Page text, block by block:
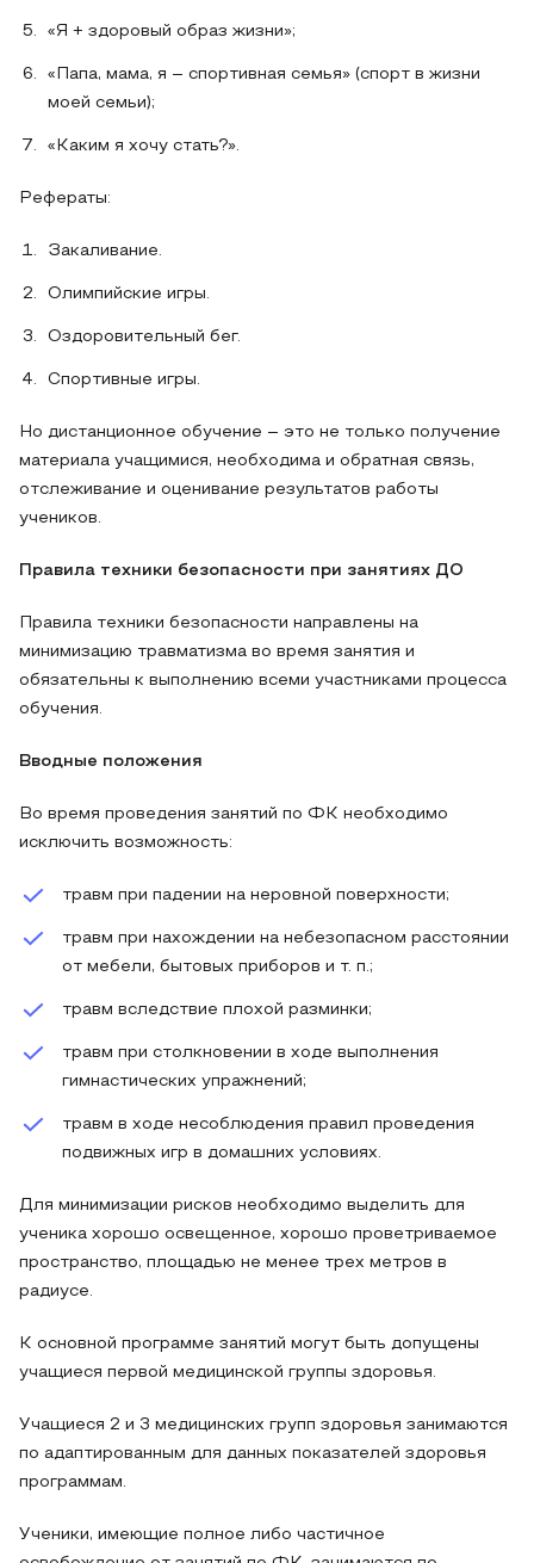
«Я + здоровый образ жизни»;
«Папа, мама, я – спортивная семья» (спорт в жизни
моей семьи);
«Каким я хочу стать?».
Рефераты:
Закаливание.
Олимпийские игры.
Оздоровительный бег.
Спортивные игры.
Но дистанционное обучение – это не только получение
материала учащимися, необходима и обратная связь,
отслеживание и оценивание результатов работы
учеников.
Правила техники безопасности при занятиях ДО
Правила техники безопасности направлены на
минимизацию травматизма во время занятия и
обязательны к выполнению всеми участниками процесса
обучения.
Вводные положения
Во время проведения занятий по ФК необходимо
исключить возможность:
травм при падении на неровной поверхности;
травм при нахождении на небезопасном расстоянии
от мебели, бытовых приборов и т. п.;
травм вследствие плохой разминки;
травм при столкновении в ходе выполнения
гимнастических упражнений;
травм в ходе несоблюдения правил проведения
подвижных игр в домашних условиях.
Для минимизации рисков необходимо выделить для
ученика хорошо освещенное, хорошо проветриваемое
пространство, площадью не менее трех метров в
радиусе.
К основной программе занятий могут быть допущены
учащиеся первой медицинской группы здоровья.
Учащиеся 2 и 3 медицинских групп здоровья занимаются
по адаптированным для данных показателей здоровья
программам.
Ученики, имеющие полное либо частичное